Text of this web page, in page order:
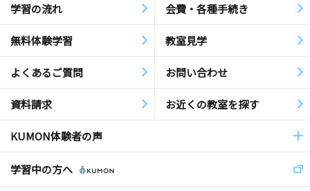
学習の流れ 会費・各種手続き
無料体験学習 教室見学
よくあるご質問 お問い合わせ
資料請求 お近くの教室を探す
KUMON体験者の声
学習中の方へ